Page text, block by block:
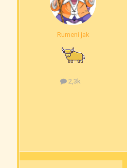
Rumeni jak
2,3k